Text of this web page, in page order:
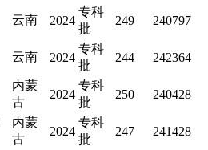
云南 2024
专科
批
249 240797
云南 2024
专科
批
244 242364
内蒙
古
2024
专科
批
250 240428
内蒙
古
2024
专科
批
247 241428